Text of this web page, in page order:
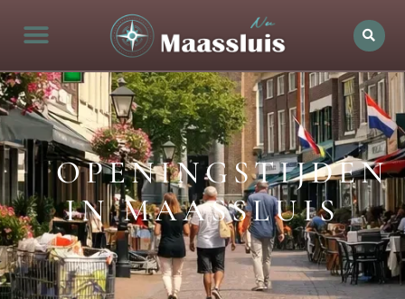
OPENINGSTIJDEN
IN MAASSLUIS